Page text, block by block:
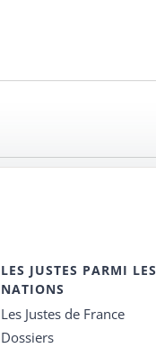
LES JUSTES PARMI LES
NATIONS
Les Justes de France
Dossiers